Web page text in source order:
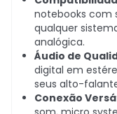
notebooks com
qualquer
analógica.
Áudio de
digital em
seus alto-
Conexão